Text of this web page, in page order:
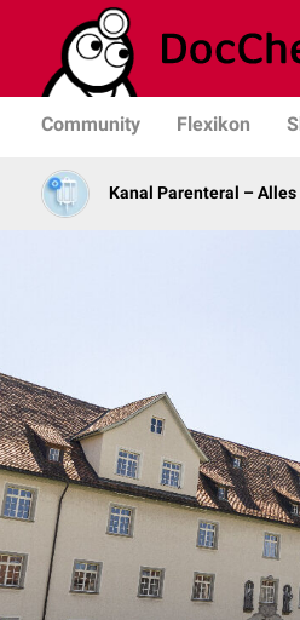
Community Flexikon
Kanal Parenteral –